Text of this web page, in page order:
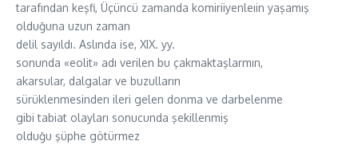
tarafından keşfi, Üçüncü zamanda komiriiyenleıin yaşamış
olduğuna uzun zaman
delil sayıldı. Aslında ise, XIX. yy.
sonunda «eolit» adı verilen bu çakmaktaşlarmın,
akarsular, dalgalar ve buzulların
sürüklenmesinden ileri gelen donma ve darbelenme
gibi tabiat olayları sonucunda şekillenmiş
olduğu şüphe götürmez